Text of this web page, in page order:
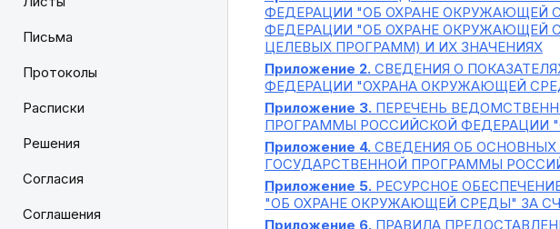
Письма
Протоколы
Расписки
Решения
Согласия
Соглашения
ФЕДЕРАЦИИ "ОБ ОХРАНЕ ОКРУЖАЮЩЕЙ
ФЕДЕРАЦИИ "ОБ ОХРАНЕ ОКРУЖАЮЩЕЙ
ЦЕЛЕВЫХ ПРОГРАММ) И ИХ ЗНАЧЕНИЯХ
Приложение 2. СВЕДЕНИЯ О
ФЕДЕРАЦИИ "ОХРАНА ОКРУЖАЮЩЕЙ
Приложение 3. ПЕРЕЧЕНЬ
ПРОГРАММЫ РОССИЙСКОЙ ФЕДЕРАЦИИ
Приложение 4. СВЕДЕНИЯ ОБ ОСНОВНЫХ
ГОСУДАРСТВЕННОЙ ПРОГРАММЫ
Приложение 5. РЕСУРСНОЕ
"ОБ ОХРАНЕ ОКРУЖАЮЩЕЙ СРЕДЫ" ЗА
Приложение 6. ПРАВИЛА